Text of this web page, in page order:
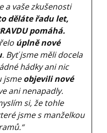
a vaše zkušenosti
děláte řadu let,
pomáhá.
úplně nové
. Byť jsme měli docela
hádky ani nic
jsmeobjevili nové
ani nenapadly.
si, že tohle
jsme s manželkou